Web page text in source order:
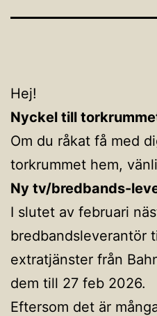
Hej!
Nyckel till
Om du råkat få med
torkrummet hem,
Ny tv/bredbands-
I slutet av februari
bredbandsleverantör
extratjänster från
dem till 27 feb 2026.
Eftersom det är